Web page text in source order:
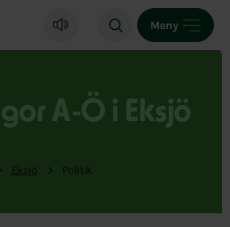
startsida
Meny
A-Ö i Eksjö
Eksjö Politik